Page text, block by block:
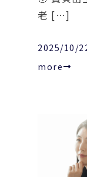
老 […]
2025/10/
more